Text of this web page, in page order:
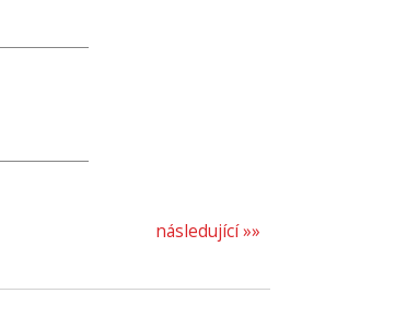
následující »»